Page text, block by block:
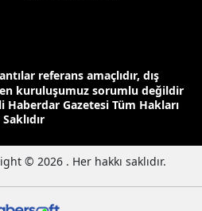
referans amaçlıdır, dış
kuruluşumuz sorumlu değildir
Gazetesi Tüm Hakları
Saklıdır
© 2026 . Her hakkı saklıdır.